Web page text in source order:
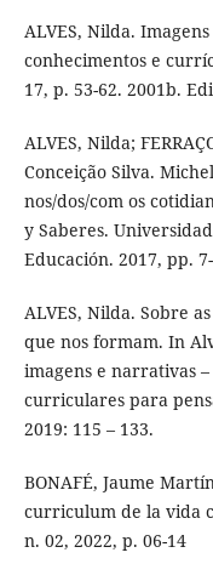
ALVES, Nilda.
conhecimentos e
17, p. 53-62. 2001b.
ALVES, Nilda;
Conceição Silva.
nos/dos/com os
y Saberes.
Educación. 2017, pp.
ALVES, Nilda. Sobre
que nos formam. In
imagens e narrativas
curriculares para
2019: 115 – 133.
BONAFÉ, Jaume
curriculum de la vida
n. 02, 2022, p. 06-14